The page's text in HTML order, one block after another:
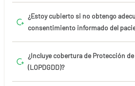
¿Estoy cubierto si no obtengo
consentimiento informado del
¿Incluye cobertura de Protección
(LOPDGDD)?